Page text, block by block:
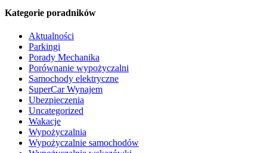
Kategorie poradników
Aktualności
Parkingi
Porady Mechanika
Porównanie wypożyczalni
Samochody elektryczne
SuperCar Wynajem
Ubezpieczenia
Uncategorized
Wakacje
Wypożyczalnia
Wypożyczalnie samochodów